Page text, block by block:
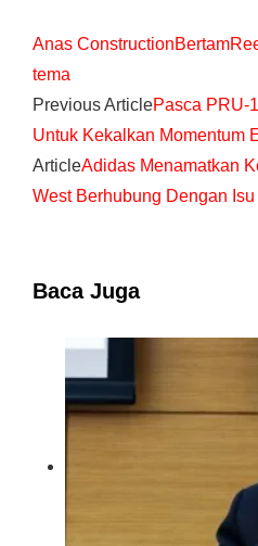
Anas ConstructionBertam
tema
Previous ArticlePasca PRU-
Untuk Kekalkan Momentum
ArticleAdidas Menamatkan
West Berhubung Dengan
Baca Juga